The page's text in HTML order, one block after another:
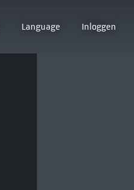
Language Inloggen